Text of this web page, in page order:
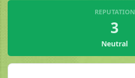
REPUTATION
3
Neutral